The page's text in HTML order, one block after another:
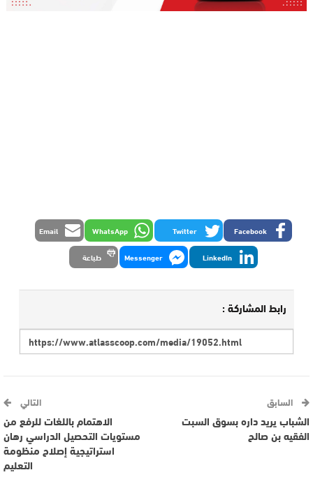
Facebook
Twitter
WhatsApp
Email
LinkedIn
Messenger طباعة
رابط المشاركة :
السابق
الشباب يريد داره بسوق السبت
الفقيه بن صالح
التالي
الاهتمام باللغات للرفع من
مستويات التحصيل الدراسي رهان
استراتيجية إصلاح منظومة
التعليم